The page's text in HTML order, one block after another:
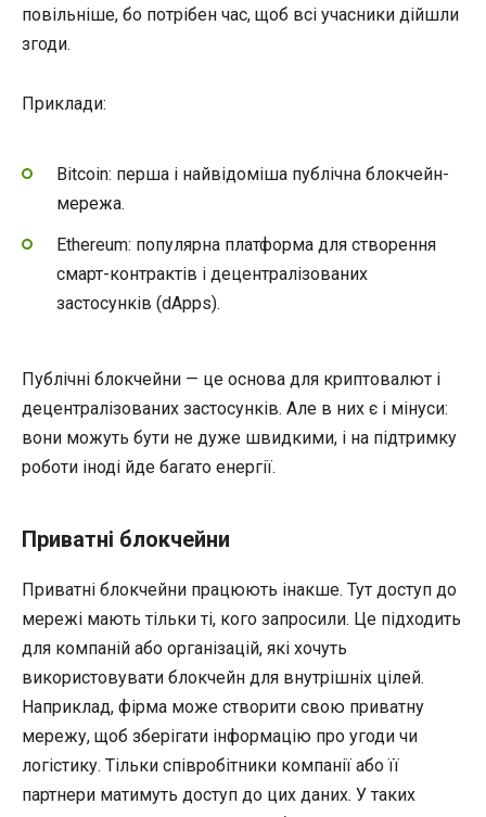
повільніше, бо потрібен час, щоб всі учасники дійшли
згоди.
Приклади:
Bitcoin: перша і найвідоміша публічна блокчейн-
мережа.
Ethereum: популярна платформа для створення
смарт-контрактів і децентралізованих
застосунків (dApps).
Публічні блокчейни — це основа для криптовалют і
децентралізованих застосунків. Але в них є і мінуси:
вони можуть бути не дуже швидкими, і на підтримку
роботи іноді йде багато енергії.
Приватні блокчейни
Приватні блокчейни працюють інакше. Тут доступ до
мережі мають тільки ті, кого запросили. Це підходить
для компаній або організацій, які хочуть
використовувати блокчейн для внутрішніх цілей.
Наприклад, фірма може створити свою приватну
мережу, щоб зберігати інформацію про угоди чи
логістику. Тільки співробітники компанії або її
партнери матимуть доступ до цих даних. У таких